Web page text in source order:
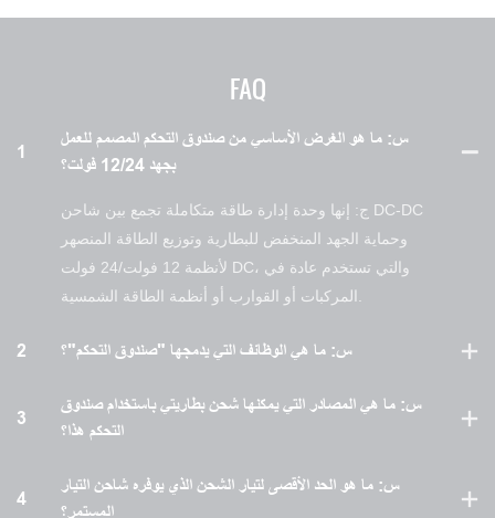
FAQ
1
س: ما هو الغرض الأساسي من صندوق التحكم المصمم للعمل
بجهد 12/24 فولت؟
ج: إنها وحدة إدارة طاقة متكاملة تجمع بين شاحن DC-DC
وحماية الجهد المنخفض للبطارية وتوزيع الطاقة المنصهر
لأنظمة 12 فولت/24 فولت DC، والتي تستخدم عادة في
2 س: ما هي الوظائف التي يدمجها "صندوق التحكم"؟
3
س: ما هي المصادر التي يمكنها شحن بطاريتي باستخدام صندوق
التحكم هذا؟
4
س: ما هو الحد الأقصى لتيار الشحن الذي يوفره شاحن التيار
المستمر؟